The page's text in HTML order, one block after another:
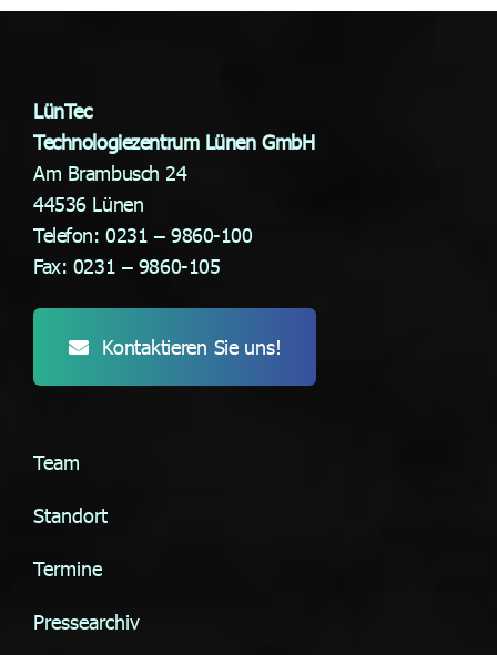
LünTec
Technologiezentrum Lünen GmbH
Am Brambusch 24
44536 Lünen
Telefon: 0231 – 9860-100
Fax: 0231 – 9860-105
Kontaktieren Sie uns!
Team
Standort
Termine
Pressearchiv